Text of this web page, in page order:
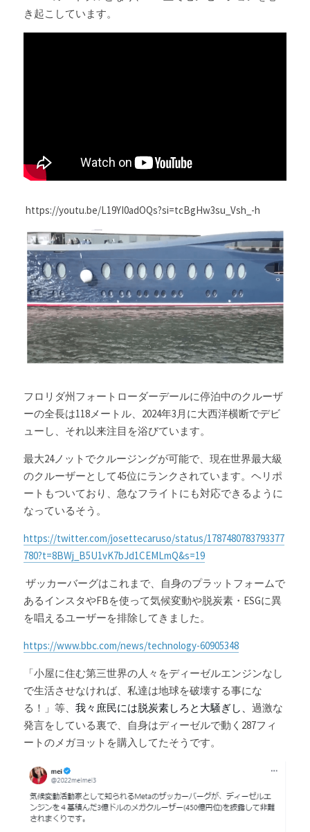
き起こしています。
https://youtu.be/L19YI0adOQs?si=tcBgHw3su_Vsh_-h
フロリダ州フォートローダーデールに停泊中のクルーザ
ーの全長は118メートル、2024年3月に大西洋横断でデビ
ューし、それ以来注目を浴びています。
最大24ノットでクルージングが可能で、現在世界最大級
のクルーザーとして45位にランクされています。ヘリポ
ートもついており、急なフライトにも対応できるように
なっているそう。
https://twitter.com/josettecaruso/status/1787480783793377
780?t=8BWj_B5U1vK7bJd1CEMLmQ&s=19
あるインスタやFBを使って気候変動や脱炭素・ESGに異
を唱えるユーザーを排除してきました。
https://www.bbc.com/news/technology-60905348
「小屋に住む第三世界の人々をディーゼルエンジンなし
で生活させなければ、私達は地球を破壊する事にな
る！」等、 我々庶民には脱炭素しろと大騒ぎし、 過激な
発言をしている裏で、自身はディーゼルで動く287フィ
ートのメガヨットを購入してたそうです。